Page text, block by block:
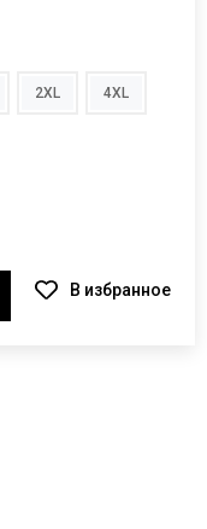
2XL 4XL